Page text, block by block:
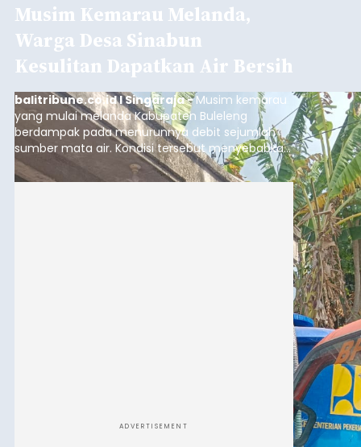
Musim Kemarau Melanda,
Warga Desa Sinabun
Kesulitan Dapatkan Air Bersih
balitribune.co.id I Singaraja -Musim kemarau
yang mulai melanda Kabupaten Buleleng
berdampak pada menurunnya debit sejumlah
sumber mata air. Kondisi tersebut menyebabkan
warga di beberapa desa mulai mengalami
kesulitan mendapatkan air bersih, terutama
ADVERTISEMENT